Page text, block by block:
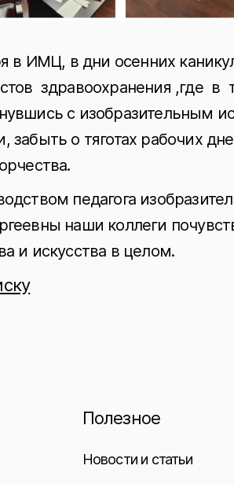
в ИМЦ, в дни осенних
здравоохранения ,где в
с изобразительным
забыть о тяготах рабочих
педагога
наши коллеги
и искусства в целом.
Полезное
Новости и статьи